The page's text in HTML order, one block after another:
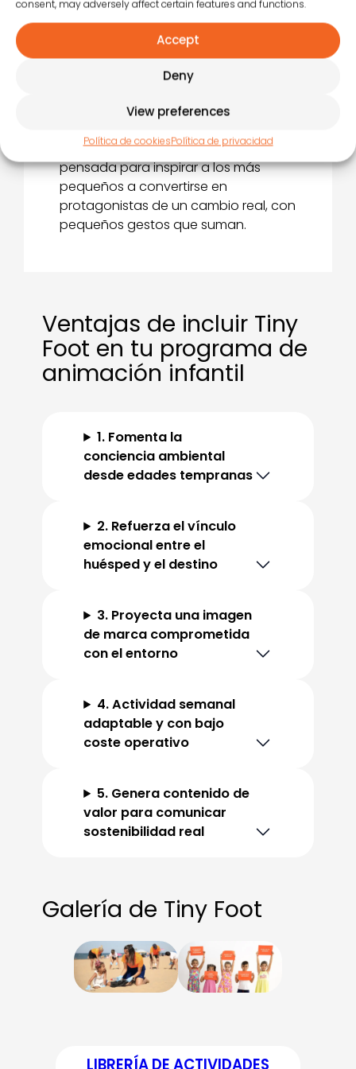
consent, may adversely affect certain features and functions.
Accept
Deny
View preferences
Política de cookiesPolítica de privacidad
compromiso colectivo. Un evento
que fortalece la programación
infantil del hotel o camping, que
aporta valor real a las familias y que
niños como en la comunidad local.
Cada edición es única y está
pensada para inspirar a los más
pequeños a convertirse en
protagonistas de un cambio real, con
pequeños gestos que suman.
Ventajas de incluir Tiny
Foot en tu programa de
animación infantil
1. Fomenta la
conciencia ambiental
desde edades tempranas
2. Refuerza el vínculo
emocional entre el
huésped y el destino
3. Proyecta una imagen
de marca comprometida
con el entorno
4. Actividad semanal
adaptable y con bajo
coste operativo
5. Genera contenido de
valor para comunicar
sostenibilidad real
Galería de Tiny Foot
LIBRERÍA DE ACTIVIDADES